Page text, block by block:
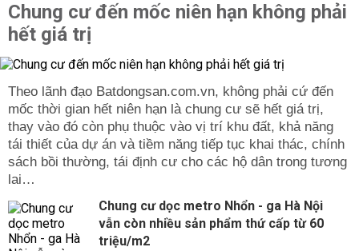
Chung cư đến mốc niên hạn không phải
hết giá trị
Theo lãnh đạo Batdongsan.com.vn, không phải cứ đến
mốc thời gian hết niên hạn là chung cư sẽ hết giá trị,
thay vào đó còn phụ thuộc vào vị trí khu đất, khả năng
tái thiết của dự án và tiềm năng tiếp tục khai thác, chính
sách bồi thường, tái định cư cho các hộ dân trong tương
lai…
Chung cư dọc metro Nhổn - ga Hà Nội
vẫn còn nhiều sản phẩm thứ cấp từ 60
triệu/m2